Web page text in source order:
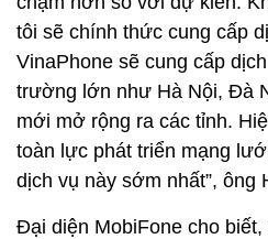
tôi sẽ chính thức cung cấp
VinaPhone sẽ cung cấp
trường lớn như Hà Nội, Đà
mới mở rộng ra các tỉnh.
toàn lực phát triển mạng
dịch vụ này sớm nhất”, ông
Đại diện MobiFone cho